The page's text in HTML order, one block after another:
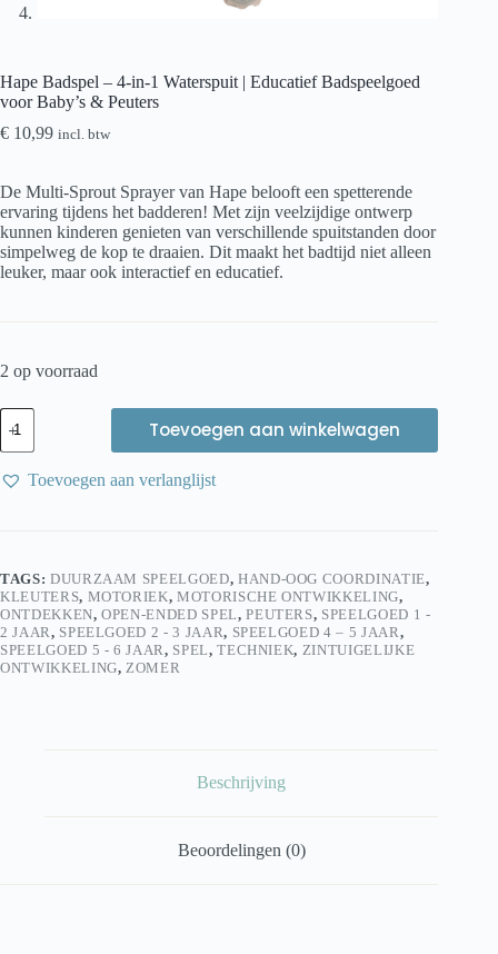
Hape Badspel – 4-in-1 Waterspuit | Educatief Badspeelgoed
voor Baby’s & Peuters
€ 10,99 incl. btw
De Multi-Sprout Sprayer van Hape belooft een spetterende
ervaring tijdens het badderen! Met zijn veelzijdige ontwerp
kunnen kinderen genieten van verschillende spuitstanden door
simpelweg de kop te draaien. Dit maakt het badtijd niet alleen
leuker, maar ook interactief en educatief.
2 op voorraad
Hape
Badspel
–
4-
in-
Badspeelgoed
voor
Baby’s
&
Peuters
Toevoegen aan winkelwagen
Toevoegen aan verlanglijst
TAGS: DUURZAAM SPEELGOED, HAND-OOG COORDINATIE,
KLEUTERS, MOTORIEK,MOTORISCHE ONTWIKKELING,
ONTDEKKEN,OPEN-ENDED SPEL,PEUTERS, SPEELGOED 1 -
2 JAAR , SPEELGOED 2 - 3 JAAR, SPEELGOED 4 – 5 JAAR ,
SPEELGOED 5 - 6 JAAR , SPEL,TECHNIEK, ZINTUIGELIJKE
ONTWIKKELING, ZOMER
Beschrijving
Beoordelingen (0)